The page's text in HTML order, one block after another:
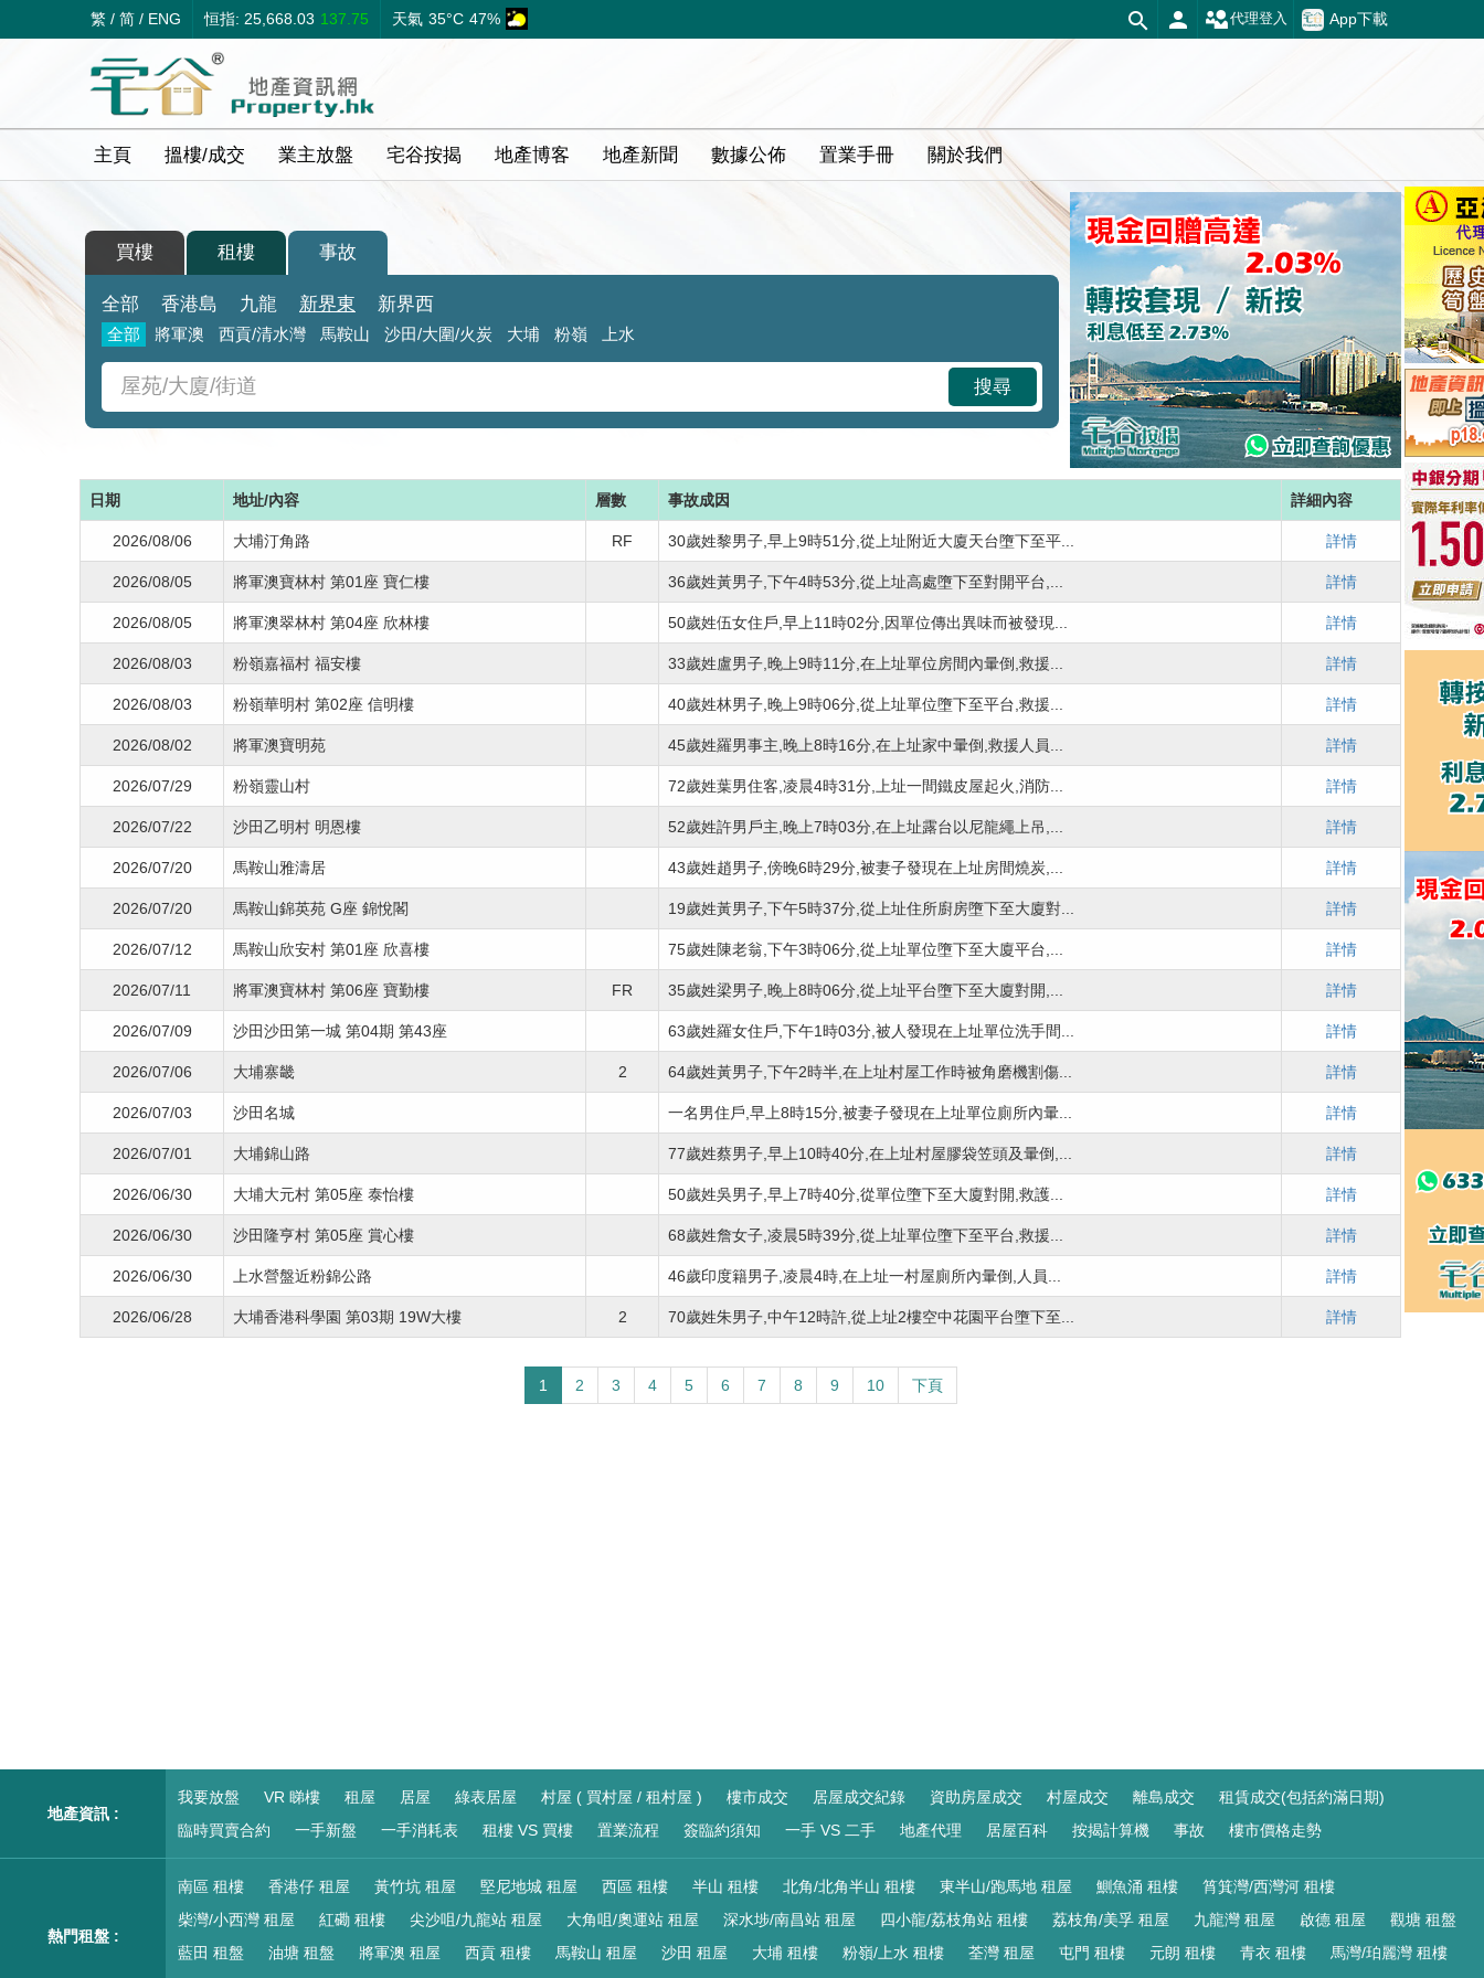
繁 / 简 / ENG 恒指: 25,668.03 137.75 天氣 35°C 47% App下載
代理登入
主頁 搵樓/成交 業主放盤 宅谷按揭 地產博客 地產新聞 數據公佈 置業手冊 關於我們
買樓 租樓 事故
全部 香港島 九龍 新界東 新界西
全部 將軍澳 西貢/清水灣 馬鞍山 沙田/大圍/火炭 大埔 粉嶺 上水
搜尋
日期 地址/內容 層數 事故成因 詳細內容
2026/08/06 大埔汀角路 RF 30歲姓黎男子,早上9時51分,從上址附近大廈天台墮下至平... 詳情
2026/08/05 將軍澳寶林村 第01座 寶仁樓 36歲姓黃男子,下午4時53分,從上址高處墮下至對開平台,... 詳情
2026/08/05 將軍澳翠林村 第04座 欣林樓 50歲姓伍女住戶,早上11時02分,因單位傳出異味而被發現... 詳情
2026/08/03 粉嶺嘉福村 福安樓 33歲姓盧男子,晚上9時11分,在上址單位房間內暈倒,救援... 詳情
2026/08/03 粉嶺華明村 第02座 信明樓 40歲姓林男子,晚上9時06分,從上址單位墮下至平台,救援... 詳情
2026/08/02 將軍澳寶明苑 45歲姓羅男事主,晚上8時16分,在上址家中暈倒,救援人員... 詳情
2026/07/29 粉嶺靈山村 72歲姓葉男住客,凌晨4時31分,上址一間鐵皮屋起火,消防... 詳情
2026/07/22 沙田乙明村 明恩樓 52歲姓許男戶主,晚上7時03分,在上址露台以尼龍繩上吊,... 詳情
2026/07/20 馬鞍山雅濤居 43歲姓趙男子,傍晚6時29分,被妻子發現在上址房間燒炭,... 詳情
2026/07/20 馬鞍山錦英苑 G座 錦悅閣 19歲姓黃男子,下午5時37分,從上址住所廚房墮下至大廈對... 詳情
2026/07/12 馬鞍山欣安村 第01座 欣喜樓 75歲姓陳老翁,下午3時06分,從上址單位墮下至大廈平台,... 詳情
2026/07/11 將軍澳寶林村 第06座 寶勤樓 FR 35歲姓梁男子,晚上8時06分,從上址平台墮下至大廈對開,... 詳情
2026/07/09 沙田沙田第一城 第04期 第43座 63歲姓羅女住戶,下午1時03分,被人發現在上址單位洗手間... 詳情
2026/07/06 大埔寨畿 2 64歲姓黃男子,下午2時半,在上址村屋工作時被角磨機割傷... 詳情
2026/07/03 沙田名城 一名男住戶,早上8時15分,被妻子發現在上址單位廁所內暈... 詳情
2026/07/01 大埔錦山路 77歲姓蔡男子,早上10時40分,在上址村屋膠袋笠頭及暈倒,... 詳情
2026/06/30 大埔大元村 第05座 泰怡樓 50歲姓吳男子,早上7時40分,從單位墮下至大廈對開,救護... 詳情
2026/06/30 沙田隆亨村 第05座 賞心樓 68歲姓詹女子,凌晨5時39分,從上址單位墮下至平台,救援... 詳情
2026/06/30 上水營盤近粉錦公路 46歲印度籍男子,凌晨4時,在上址一村屋廁所內暈倒,人員... 詳情
2026/06/28 大埔香港科學園 第03期 19W大樓 2 70歲姓朱男子,中午12時許,從上址2樓空中花園平台墮下至... 詳情
1 2 3 4 5 6 7 8 9 10 下頁
地產資訊 :
我要放盤 VR 睇樓 租屋 居屋 綠表居屋 村屋 ( 買村屋 / 租村屋 ) 樓市成交 居屋成交紀錄 資助房屋成交 村屋成交 離島成交
租賃成交(包括約滿日期)
臨時買賣合約
一手新盤 一手消耗表 租樓 VS 買樓 置業流程 簽臨約須知 一手 VS 二手 地產代理 居屋百科 按揭計算機 事故 樓市價格走勢
熱門租盤 :
南區 租樓 香港仔 租屋 黃竹坑 租屋 堅尼地城 租屋 西區 租樓 半山 租樓 北角/北角半山 租樓 東半山/跑馬地 租屋 鰂魚涌 租樓
筲箕灣/西灣河 租樓
柴灣/小西灣 租屋
紅磡 租樓 尖沙咀/九龍站 租屋 大角咀/奧運站 租屋 深水埗/南昌站 租屋 四小龍/荔枝角站 租樓 荔枝角/美孚 租屋 九龍灣 租屋 啟德 租屋
觀塘 租盤
藍田 租盤
油塘 租盤 將軍澳 租屋 西貢 租樓 馬鞍山 租屋 沙田 租屋 大埔 租樓 粉嶺/上水 租樓 荃灣 租屋 屯門 租樓 元朗 租樓 青衣 租樓
馬灣/珀麗灣 租樓